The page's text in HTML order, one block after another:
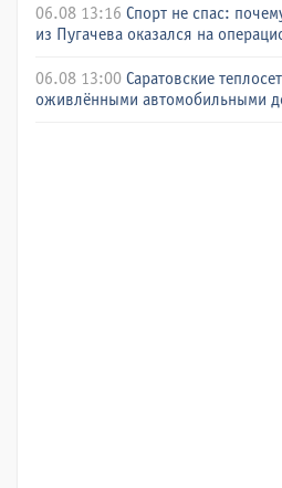
06.08 13:16 Спорт не спас:
из Пугачева оказался на
06.08 13:00 Саратовские
оживлёнными автомобильными